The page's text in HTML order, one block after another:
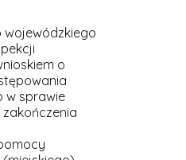
wojewódzkiego
o
w sprawie